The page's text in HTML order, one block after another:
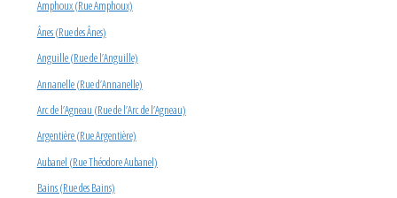
Amphoux (Rue Amphoux)
Ânes (Rue des Ânes)
Anguille (Rue de l’Anguille)
Annanelle (Rue d’Annanelle)
Arc de l’Agneau (Rue de l’Arc de l’Agneau)
Argentière (Rue Argentière)
Aubanel (Rue Théodore Aubanel)
Bains (Rue des Bains)